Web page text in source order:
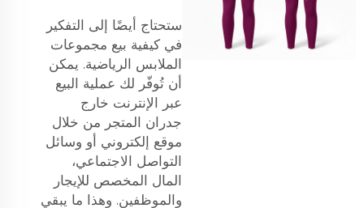
ستحتاج أيضًا إلى التفكير
في كيفية بيع مجموعات
الملابس الرياضية. يمكن
أن تُوفّر لك عملية البيع
عبر الإنترنت خارج
جدران المتجر من خلال
موقع إلكتروني أو وسائل
التواصل الاجتماعي،
المال المخصص للإيجار
والموظفين. وهذا ما يبقي